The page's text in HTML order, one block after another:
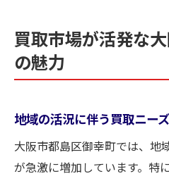
買取市場が活発な
の魅力
地域の活況に伴う買取ニー
大阪市都島区御幸町では、地
が急激に増加しています。特